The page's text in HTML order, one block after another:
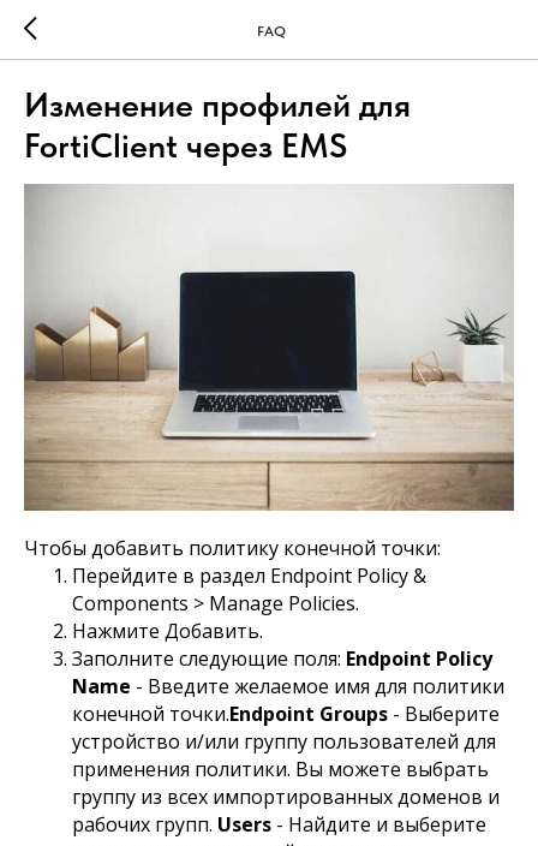
FAQ
Изменение профилей для
FortiClient через EMS
Чтобы добавить политику конечной точки:
Перейдите в раздел Endpoint Policy &
Components > Manage Policies.
Нажмите Добавить.
Заполните следующие поля: Endpoint Policy
Name - Введите желаемое имя для политики
конечной точки.Endpoint Groups - Выберите
устройство и/или группу пользователей для
применения политики. Вы можете выбрать
группу из всех импортированных доменов и
рабочих групп. Users - Найдите и выберите